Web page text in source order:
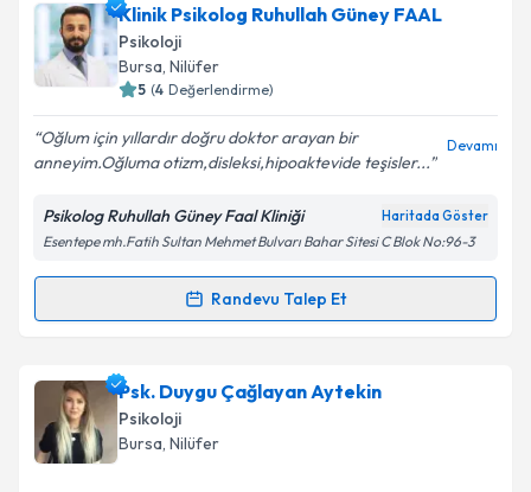
Psk. Murat Halisçelik için randevu takvimi talebi
oluşturun. Size bu uzmandan randevu almanız için bir
takvim hazırlandığında e-posta ile bilgilendireceğiz.
Kişisel verilerimin işlenmesine ilişkin
Aydınlatma
Metni'ni okudum ve kişisel verilerimin belirtilen
kapsamda işlenmesini kabul ediyorum.
Klinik Psikolog Ruhullah Güney FAAL
Psikoloji
Bursa, Nilüfer
5 (4 Değerlendirme)
Oğlum için yıllardır doğru doktor arayan bir
anneyim.Oğluma otizm,disleksi,hipoaktevide teşisler...
Devamı
Psikolog Ruhullah Güney Faal Kliniği Haritada Göster
Esentepe mh.Fatih Sultan Mehmet Bulvarı Bahar Sitesi C Blok No:96-3
Randevu Talep Et
Randevu Takvimi Talebi
Klinik Psikolog Ruhullah Güney FAALiçin randevu
takvimi talebi oluşturun. Size bu uzmandan randevu
almanız için bir takvim hazırlandığında e-posta ile
bilgilendireceğiz.
Psk. Duygu Çağlayan Aytekin
Psikoloji
Bursa, Nilüfer